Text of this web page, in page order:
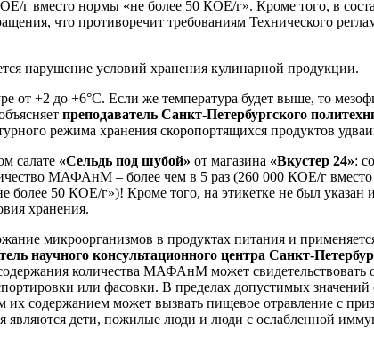
вместо нормы «не более 50 КОЕ/г». Кроме того, в
что противоречит требованиям Технического
нарушение условий хранения кулинарной продукции.
от +2 до +6°С. Если же температура будет выше, то
преподаватель Санкт-Петербургского
режима хранения скоропортящихся продуктов
салате «Сельдь под шубой» от магазина «Вкустер 24»:
МАФАнМ – более чем в 5 раз (260 000 КОЕ/г
50 КОЕ/г»)! Кроме того, на этикетке не был указан
хранения.
микроорганизмов в продуктах питания и
научного консультационного центра Санкт-
количества МАФАнМ может свидетельствовать
или фасовки. В пределах допустимых
их содержанием может вызвать пищевое отравление с
являются дети, пожилые люди и люди с ослабленной